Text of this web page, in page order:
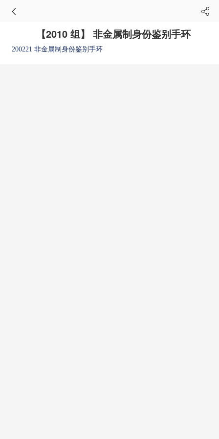
【2010 组】 非金属制身份鉴别手环
200221 非金属制身份鉴别手环